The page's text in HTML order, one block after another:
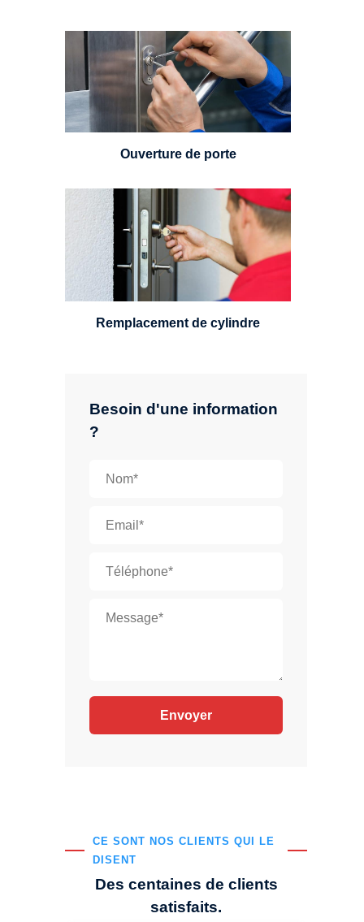
Besoin d'une information
?
CE SONT NOS CLIENTS QUI LE
DISENT
Des centaines de clients
satisfaits.
Vous avez perdu vos clés ou la
porte s'est refermée derrière vous
? Un serrurier est disponible
24h/7.
Ouverture de porte
Un serrurier sera en mesure de
choisir et remplacer un cylindre
standard, à 5 leviers ou à 3
leviers, Mul-T-Lock ou encore
multipoints.
Remplacement de cylindre